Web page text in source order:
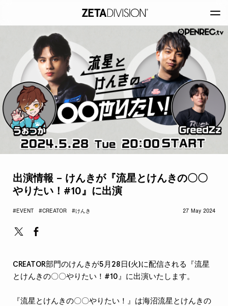
出演情報 – けんきが『流星とけんきの〇〇
やりたい！#10』に出演
#EVENT #CREATOR #けんき 27 May 2024
CREATOR部門のけんきが5月28日(火)に配信される『流星
とけんきの〇〇やりたい！#10』に出演いたします。
『流星とけんきの〇〇やりたい！』は海沼流星とけんきの